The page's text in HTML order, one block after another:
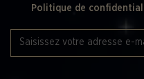
Politique de